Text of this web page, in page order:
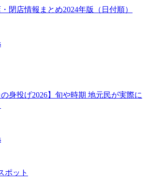
閉店情報まとめ2024年版（日付順）
の身投げ2026】旬や時期 地元民が実際に
ポット